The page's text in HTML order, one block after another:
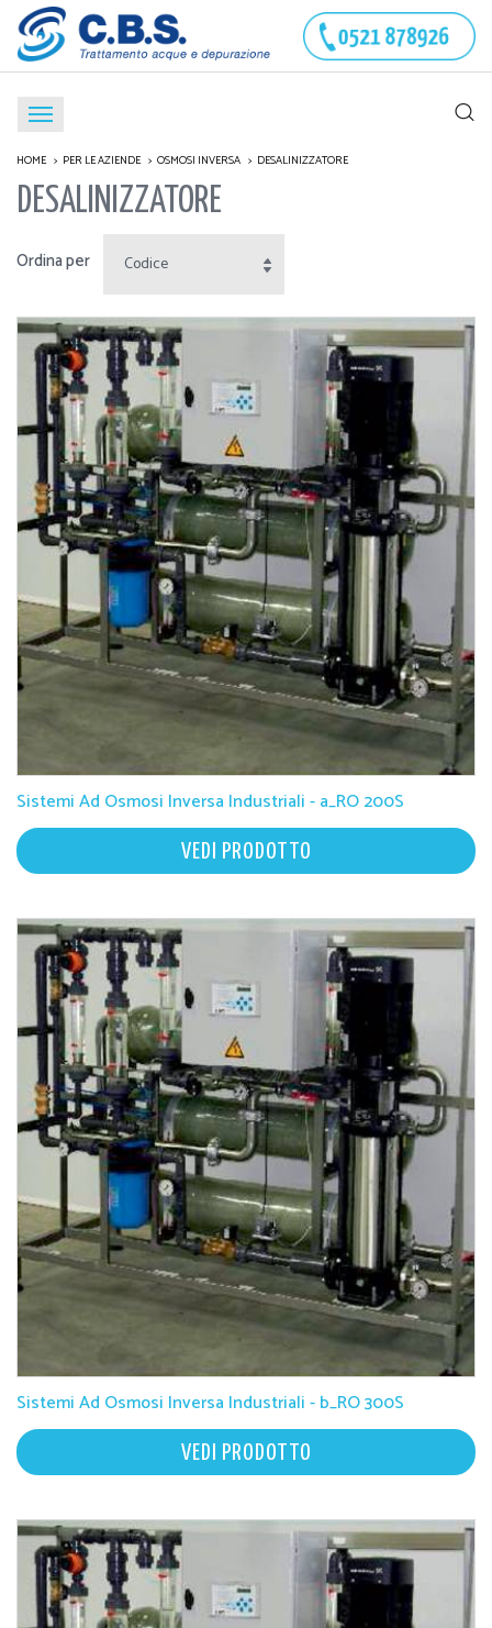
HOME PER LE AZIENDE OSMOSI INVERSA DESALINIZZATORE
DESALINIZZATORE
Ordina per
Sistemi Ad Osmosi Inversa Industriali - a_RO 200S
VEDI PRODOTTO
Sistemi Ad Osmosi Inversa Industriali - b_RO 300S
VEDI PRODOTTO